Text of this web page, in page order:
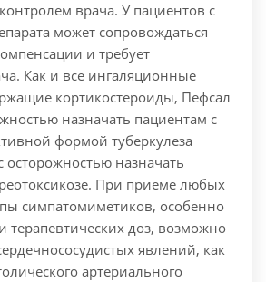
врача. У пациентов с
может сопровождаться
и требует
Как и все ингаляционные
кортикостероиды, Пефсал
назначать пациентам с
формой туберкулеза
осторожностью назначать
При приеме любых
симпатомиметиков, особенно
доз, возможно
явлений, как
артериального